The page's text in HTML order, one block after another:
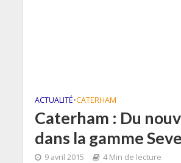
ACTUALITÉ•CATERHAM
Caterham : Du
dans la gamme
9 avril 2015 4 Min de lecture